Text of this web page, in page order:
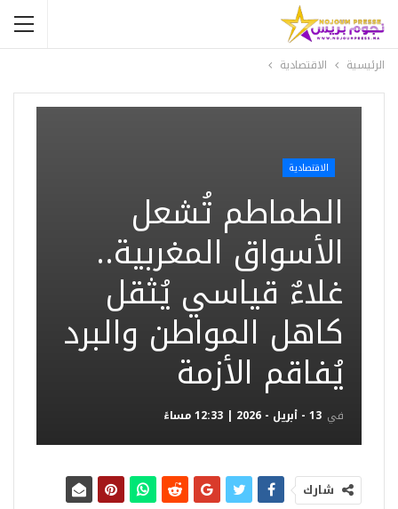
الرئيسية الاقتصادية
الاقتصادية
الطماطم تُشعل
الأسواق المغربية..
غلاءٌ قياسي يُثقل
كاهل المواطن والبرد
يُفاقم الأزمة
في 13 - أبريل - 2026 | 12:33 مساءً
شارك